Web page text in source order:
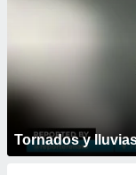
Tornados y